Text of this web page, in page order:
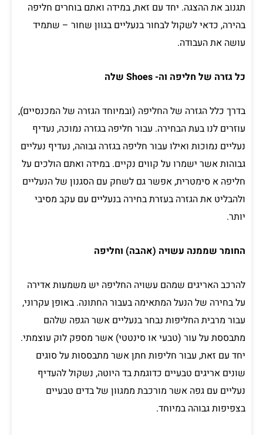
תגנוב את ההצגה. יחד עם זאת, במידה ואתם בוחרים חליפה
בהירה, כדאי לשקול לבחור בנעליים בגוון שחור – שתמיד
עושה את העבודה.
כל גזרה של חליפה וה- Shoes שלה
בדרך כלל הגזרה של החליפה (ובמיוחד הגזרה של המכנסיים),
עוזרים לנו בעת הבחירה. עבור חליפה בגזרה נמוכה, נעדיף
נעליים נמוכות ואילו עבור חליפה בגזרה גבוהה, נעדיף נעליים
גבוהות אשר ישמרו על קווים נקיים. במידה ואתם הולכים על
חליפה א סימטרית, אפשר גם לשחק עם הסגנון של הנעליים
ולהבליט את הגזרה בעזרת בחירה בנעליים עם עקב מסיבי
יותר.
החומר שממנה עשויה (אהבה) וחליפה
להרכב האריגים שמהם עשויה החליפה יש משמעות אדירה
על בחירה של הנעל המתאימה בעבור החתונה. באופן עקרוני,
עבור מרבית החליפות נבחר בנעליים אשר הגפה שלהם
מתבססת על עור (טבעי או סינטטי) אשר מספק לוק עוצמתי.
יחד עם זאת, עבור חליפות חתן אשר מתבססות על סוגים
שונים אריגים טבעיים כדוגמת בד היוטה, נשקול להעדיף
נעליים עם גפה אשר מורכבת ממגוון של בדים טבעיים
בצפיפות גבוהה במיוחד.